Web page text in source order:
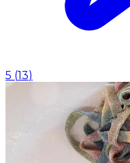
5 (13)